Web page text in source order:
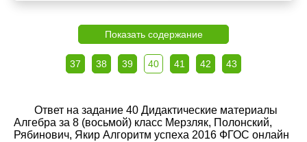
Показать содержание
37 38 39 40 41 42 43
Ответ на задание 40 Дидактические материалы
Алгебра за 8 (восьмой) класс Мерзляк, Полонский,
Рябинович, Якир Алгоритм успеха 2016 ФГОС онлайн